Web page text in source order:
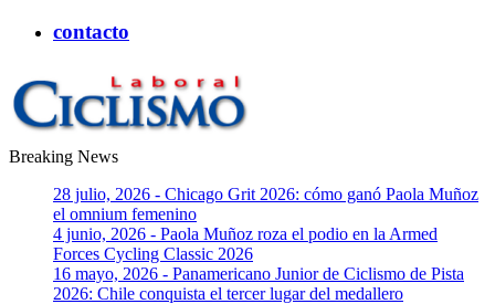
contacto
CiclismoLaboral
Breaking News
28 julio, 2026 - Chicago Grit 2026: cómo ganó Paola Muñoz
el omnium femenino
4 junio, 2026 - Paola Muñoz roza el podio en la Armed
Forces Cycling Classic 2026
16 mayo, 2026 - Panamericano Junior de Ciclismo de Pista
2026: Chile conquista el tercer lugar del medallero